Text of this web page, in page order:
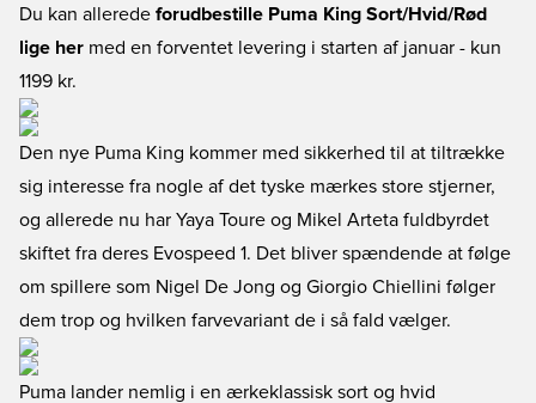
Du kan allerede forudbestille Puma King Sort/Hvid/Rød
lige her med en forventet levering i starten af januar - kun
1199 kr.
Den nye Puma King kommer med sikkerhed til at tiltrække
sig interesse fra nogle af det tyske mærkes store stjerner,
og allerede nu har Yaya Toure og Mikel Arteta fuldbyrdet
skiftet fra deres Evospeed 1. Det bliver spændende at følge
om spillere som Nigel De Jong og Giorgio Chiellini følger
dem trop og hvilken farvevariant de i så fald vælger.
Puma lander nemlig i en ærkeklassisk sort og hvid